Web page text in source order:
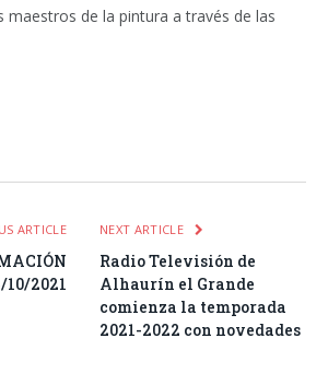
maestros de la pintura a través de las
ARTICLE
10/2021
NEXT ARTICLE
Radio Televisión de
Alhaurín el Grande
comienza la temporada
2021-2022 con novedades